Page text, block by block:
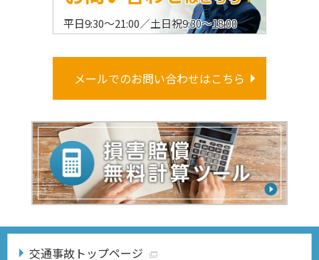
平日9:30〜21:00／土日祝9:30〜18:00
メールでのお問い合わせはこちら
交通事故トップページ